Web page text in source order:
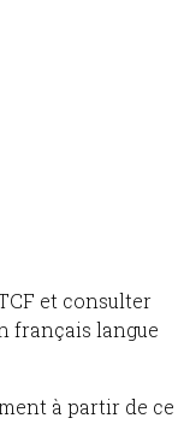
et consulter
français langue
à partir de ce